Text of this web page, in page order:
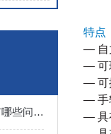
在选择气体质量流量计时有哪些问题需要考虑的
特点
— 自
— 可
— 可
— 手
— 具